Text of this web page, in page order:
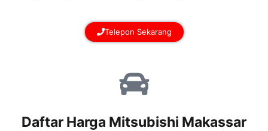
Telepon Sekarang
Daftar Harga Mitsubishi Makassar